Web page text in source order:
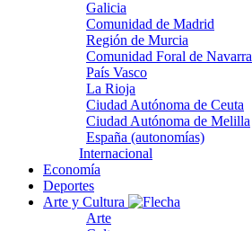
Galicia
Comunidad de Madrid
Región de Murcia
Comunidad Foral de Navarra
País Vasco
La Rioja
Ciudad Autónoma de Ceuta
Ciudad Autónoma de Melilla
España (autonomías)
Internacional
Economía
Deportes
Arte y Cultura
Arte